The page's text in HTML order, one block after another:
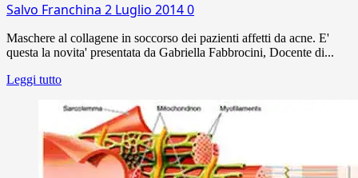
Salvo Franchina 2 Luglio 20140
Maschere al collagene in soccorso dei pazienti affetti da acne. E'
questa la novita' presentata da Gabriella Fabbrocini, Docente di...
Leggi tutto